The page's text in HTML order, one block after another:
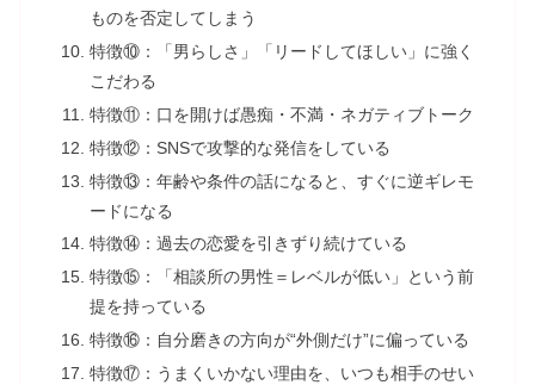
ものを否定してしまう
特徴⑩：「男らしさ」「リードしてほしい」に強く
こだわる
特徴⑪：口を開けば愚痴・不満・ネガティブトーク
特徴⑫：SNSで攻撃的な発信をしている
特徴⑬：年齢や条件の話になると、すぐに逆ギレモ
ードになる
特徴⑭：過去の恋愛を引きずり続けている
特徴⑮：「相談所の男性＝レベルが低い」という前
提を持っている
特徴⑯：自分磨きの方向が“外側だけ”に偏っている
特徴⑰：うまくいかない理由を、いつも相手のせい